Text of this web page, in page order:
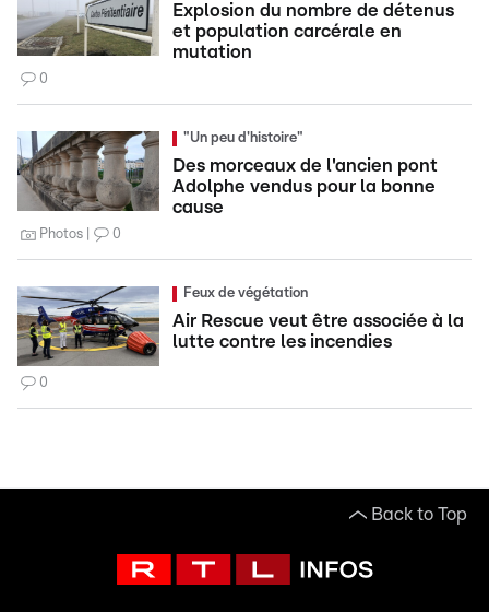
Explosion du nombre de détenus
et population carcérale en
mutation
0
"Un peu d'histoire"
Des morceaux de l'ancien pont
Adolphe vendus pour la bonne
cause
Photos 0
Feux de végétation
Air Rescue veut être associée à la
lutte contre les incendies
0
Back to Top